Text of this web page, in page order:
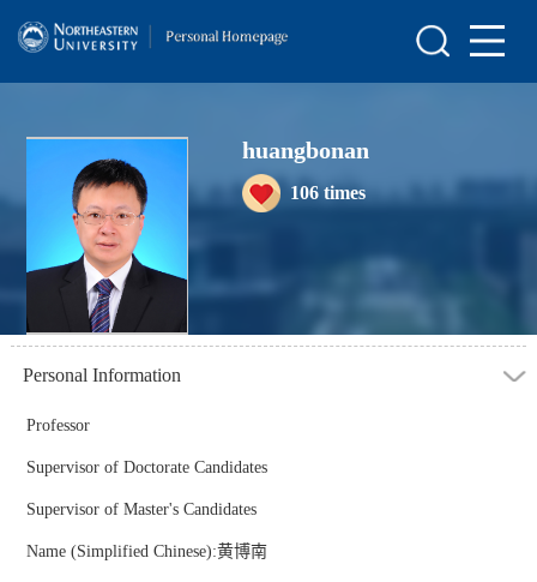
Scientific Research
Teaching Research
Awards and Honours
Enrollment Information
huangbonan
106times
Personal Information
Professor
Supervisor of Doctorate Candidates
Supervisor of Master's Candidates
Name (Simplified Chinese):黄博南